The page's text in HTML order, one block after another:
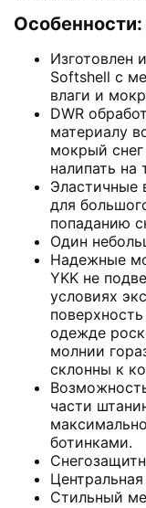
Особенности:
Изготовлен
Softshell с
влаги и
DWR
материалу
мокрый снег
налипать на
Эластичные
для
попаданию
Один
Надежные
YKK не
условиях
одежде
молнии
склонны к
части
ботинками.
Стильный